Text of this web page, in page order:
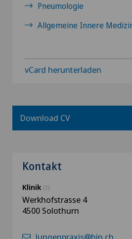
Pneumologie
Allgemeine Innere
vCard herunterladen
Download CV
Kontakt
Klinik (1)
Werkhofstrasse 4
4500 Solothurn